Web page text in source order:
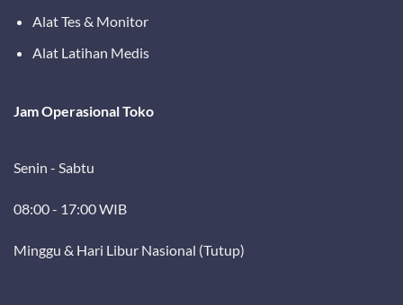
Alat Tes & Monitor
Alat Latihan Medis
Jam Operasional Toko
Senin - Sabtu
08:00 - 17:00 WIB
Minggu & Hari Libur Nasional (Tutup)